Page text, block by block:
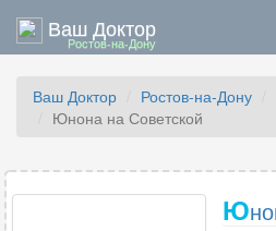
Ваш Доктор
Ростов-на-Дону
Ваш Доктор Ростов-на-Дону
Юнона на Советской
Ю